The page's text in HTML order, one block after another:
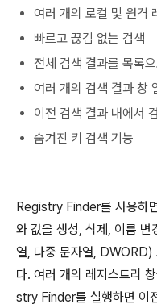
여러 개의 로컬 및 원격
빠르고 끊김 없는 검색
전체 검색 결과를 목록으
여러 개의 검색 결과 창
이전 검색 결과 내에서
숨겨진 키 검색 기능
Registry Finder를 사용하
와 값을 생성, 삭제, 이름
열, 다중 문자열, DWORD)
다. 여러 개의 레지스트리
stry Finder를 실행하면 이